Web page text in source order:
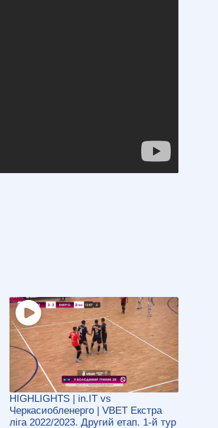
HIGHLIGHTS | in.IT vs
Черкасиобленерго | VBET Екстра
ліга 2022/2023. Другий етап. 1-й тур